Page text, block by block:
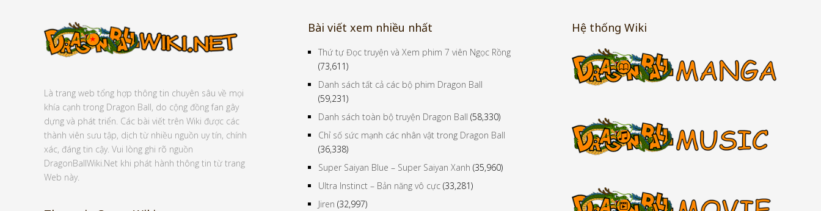
Là trang web tổng hợp thông tin chuyên sâu về mọi
khía cạnh trong Dragon Ball, do cộng đồng fan gây
dựng và phát triển. Các bài viết trên Wiki được các
thành viên sưu tập, dịch từ nhiều nguồn uy tín, chính
xác, đáng tin cậy. Vui lòng ghi rõ nguồn
DragonBallWiki.Net khi phát hành thông tin từ trang
Web này.
Bài viết xem nhiều nhất
Thứ tự Đọc truyện và Xem phim 7 viên Ngọc Rồng
(73,611)
Danh sách tất cả các bộ phim Dragon Ball
(59,231)
Danh sách toàn bộ truyện Dragon Ball (58,330)
Chỉ số sức mạnh các nhân vật trong Dragon Ball
(36,338)
Super Saiyan Blue – Super Saiyan Xanh (35,960)
Ultra Instinct – Bản năng vô cực (33,281)
Jiren (32,997)
Hệ thống Wiki